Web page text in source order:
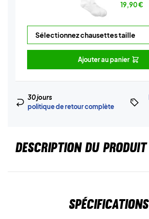
19,90€
Ajouter au panier
30 jours
politique de retour complète
DESCRIPTION DU PRODUIT
Spécifications